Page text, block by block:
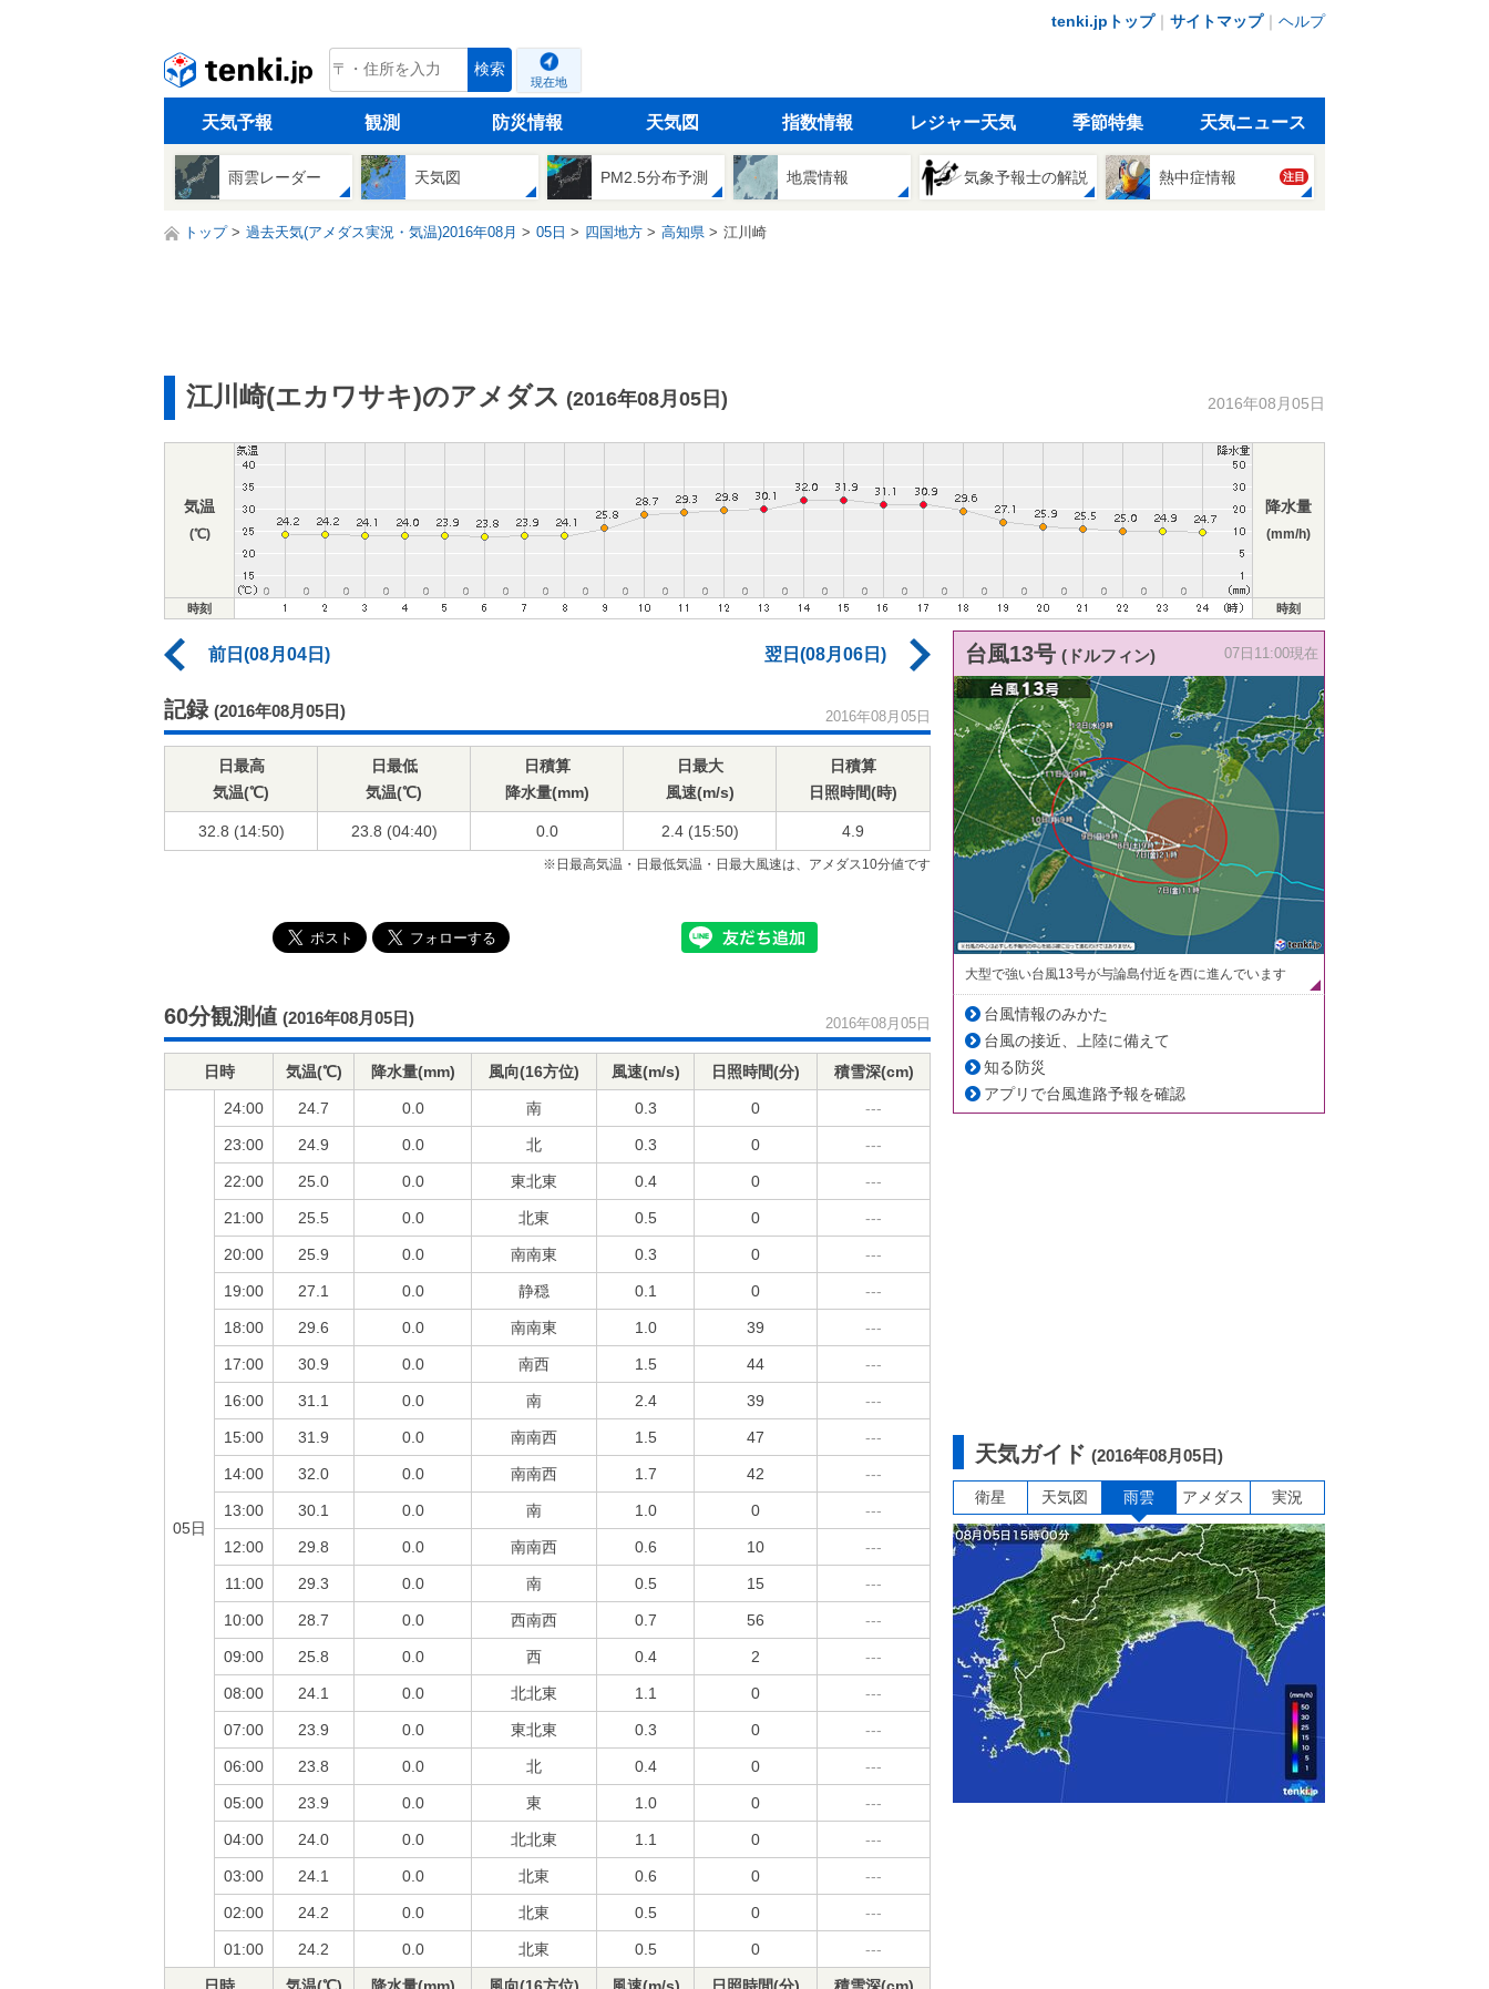
tenki.jpトップ｜ サイトマップ｜ ヘルプ
tenki.jp 検索
現在地
天気予報 観測 防災情報 天気図 指数情報 レジャー天気 季節特集 天気ニュース
雨雲レーダー 天気図 PM2.5分布予測 地震情報 気象予報士の解説 熱中症情報 注目
トップ 過去天気(アメダス実況・気温)2016年08月 05日 四国地方 高知県 江川崎
江川崎(エカワサキ)のアメダス (2016年08月05日) 2016年08月05日
気温
(℃)
降水量
(mm/h)
時刻 時刻
前日(08月04日) 翌日(08月06日)
記録 (2016年08月05日) 2016年08月05日
日最高
気温(℃)
日最低
気温(℃)
日積算
降水量(mm)
日最大
風速(m/s)
日積算
日照時間(時)
32.8 (14:50) 23.8 (04:40) 0.0 2.4 (15:50) 4.9
※日最高気温・日最低気温・日最大風速は、アメダス10分値です
60分観測値 (2016年08月05日) 2016年08月05日
日時 気温(℃) 降水量(mm) 風向(16方位) 風速(m/s) 日照時間(分) 積雪深(cm)
05日
24:00 24.7 0.0 南 0.3 0 ---
23:00 24.9 0.0 北 0.3 0 ---
22:00 25.0 0.0 東北東 0.4 0 ---
21:00 25.5 0.0 北東 0.5 0 ---
20:00 25.9 0.0 南南東 0.3 0 ---
19:00 27.1 0.0 静穏 0.1 0 ---
18:00 29.6 0.0 南南東 1.0 39 ---
17:00 30.9 0.0 南西 1.5 44 ---
16:00 31.1 0.0 南 2.4 39 ---
15:00 31.9 0.0 南南西 1.5 47 ---
14:00 32.0 0.0 南南西 1.7 42 ---
13:00 30.1 0.0 南 1.0 0 ---
12:00 29.8 0.0 南南西 0.6 10 ---
11:00 29.3 0.0 南 0.5 15 ---
10:00 28.7 0.0 西南西 0.7 56 ---
09:00 25.8 0.0 西 0.4 2 ---
08:00 24.1 0.0 北北東 1.1 0 ---
07:00 23.9 0.0 東北東 0.3 0 ---
06:00 23.8 0.0 北 0.4 0 ---
05:00 23.9 0.0 東 1.0 0 ---
04:00 24.0 0.0 北北東 1.1 0 ---
03:00 24.1 0.0 北東 0.6 0 ---
02:00 24.2 0.0 北東 0.5 0 ---
01:00 24.2 0.0 北東 0.5 0 ---
台風13号 (ドルフィン) 07日11:00現在
大型で強い台風13号が与論島付近を西に進んでいます
台風情報のみかた
台風の接近、上陸に備えて
知る防災
アプリで台風進路予報を確認
天気ガイド (2016年08月05日)
衛星 天気図 雨雲 アメダス 実況